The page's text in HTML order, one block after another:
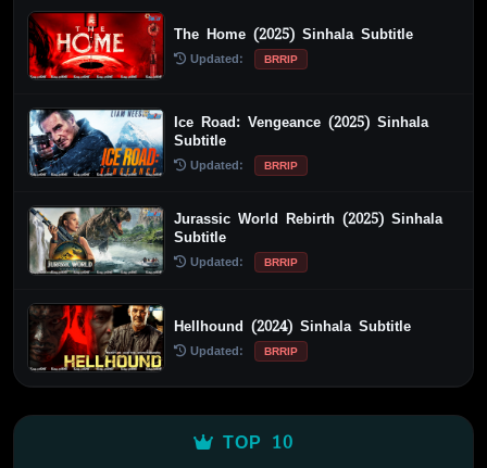
The Home (2025) Sinhala Subtitle
Updated: BRRIP
Ice Road: Vengeance (2025) Sinhala
Subtitle
Updated: BRRIP
Jurassic World Rebirth (2025) Sinhala
Subtitle
Updated: BRRIP
Hellhound (2024) Sinhala Subtitle
Updated: BRRIP
TOP 10